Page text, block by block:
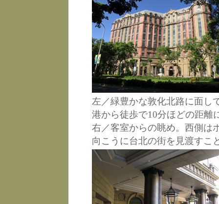
左／緑豊かな敦化北路に面し
港から徒歩で10分ほどの距離
右／客室からの眺め。西側は
向こうに台北の街を見渡すこ